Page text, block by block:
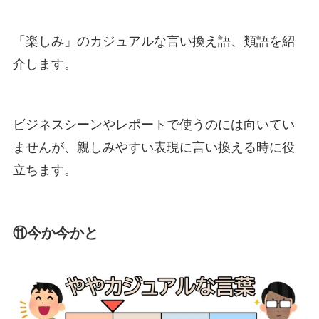
「楽しみ」のカジュアルな言い換え語、類語を紹
介します。
ビジネスシーンやレポートで使うのには向いてい
ませんが、親しみやすい表現に言い換える時に役
立ちます。
⑪今か今かと